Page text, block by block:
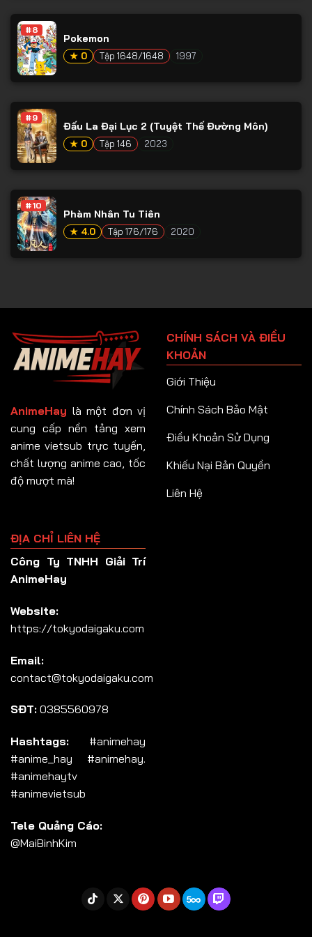
Tập 80
Tập 82
Tập 83
Tập 87
Tập 93
Tập 95
Tập 96
Tập 97
Tập 101
Tập 108
Tập 109
Tập 115
#8
Pokemon
★ 0 Tập 1648/1648 1997
#9
Đấu La Đại Lục 2 (Tuyệt Thế Đường Môn)
★ 0 Tập 146 2023
#10
Phàm Nhân Tu Tiên
★ 4.0 Tập 176/176 2020
AnimeHay là một đơn vị
cung cấp nền tảng xem
anime vietsub trực tuyến,
chất lượng anime cao, tốc
độ mượt mà!
CHÍNH SÁCH VÀ ĐIỀU
KHOẢN
Giới Thiệu
Chính Sách Bảo Mật
Điều Khoản Sử Dụng
Khiếu Nại Bản Quyền
Liên Hệ
ĐỊA CHỈ LIÊN HỆ
Công Ty TNHH Giải Trí
AnimeHay
Website:
https://tokyodaigaku.com
Email:
contact@tokyodaigaku.com
SĐT: 0385560978
Hashtags: #animehay
#anime_hay #animehay.
#animehaytv
#animevietsub
Tele Quảng Cáo:
@MaiBinhKim